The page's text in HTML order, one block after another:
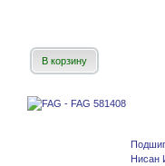
В корзину
Нисан